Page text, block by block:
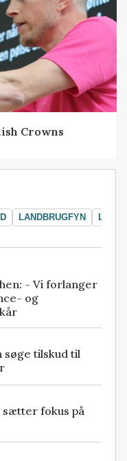
Crowns
LANDBRUGFYN
- Vi forlanger
og
søge tilskud til
fokus på